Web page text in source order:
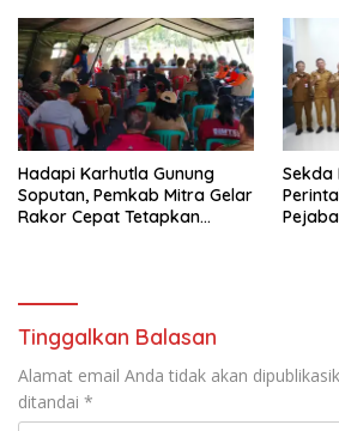
Hadapi Karhutla Gunung
Soputan, Pemkab Mitra Gelar
Rakor Cepat Tetapkan
Sekda
Tinggalkan Balasan
Alamat email Anda tidak akan
ditandai *